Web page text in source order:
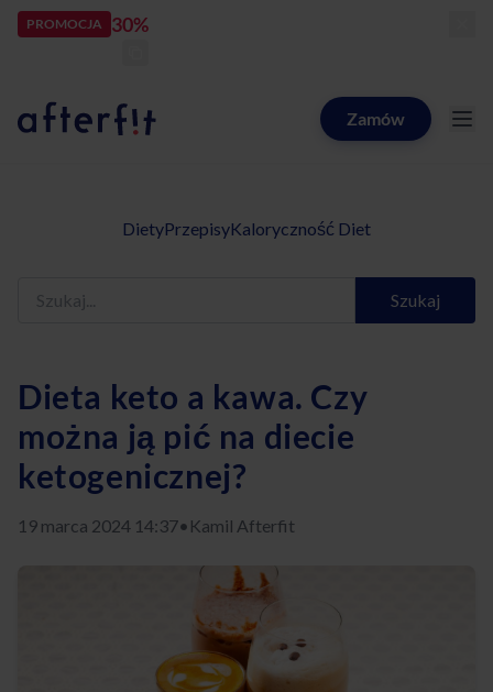
PROMOCJA 30%
Catering dietetyczny AfterfitZamów
DietyPrzepisyKaloryczność Diet
Szukaj
Dieta keto a kawa. Czy
można ją pić na diecie
ketogenicznej?
19 marca 2024 14:37• Kamil Afterfit